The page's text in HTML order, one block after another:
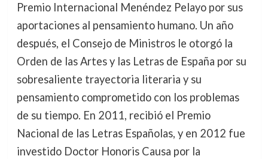
Premio Internacional Menéndez Pelayo por sus
aportaciones al pensamiento humano. Un año
después, el Consejo de Ministros le otorgó la
Orden de las Artes y las Letras de España por su
sobresaliente trayectoria literaria y su
pensamiento comprometido con los problemas
de su tiempo. En 2011, recibió el Premio
Nacional de las Letras Españolas, y en 2012 fue
investido Doctor Honoris Causa por la